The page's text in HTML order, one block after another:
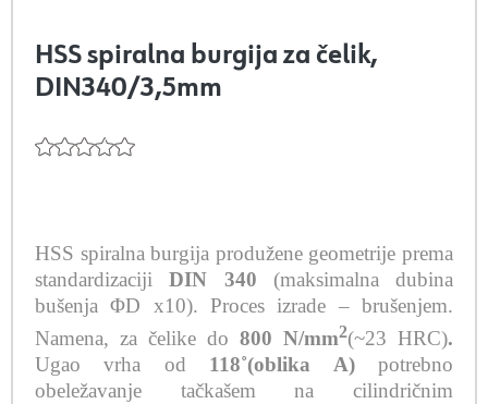
HSS spiralna burgija za čelik,
DIN340/3,5mm
HSS spiralna burgija produžene geometrije prema
standardizacijiDIN 340 (maksimalna dubina
bušenja ΦD x10). Proces izrade – brušenjem.
Namena, za čelike do 800 N/mm2(~23 HRC).
Ugao vrha od 118˚(oblika A)potrebno
obeležavanje tačkašem na cilindričnim